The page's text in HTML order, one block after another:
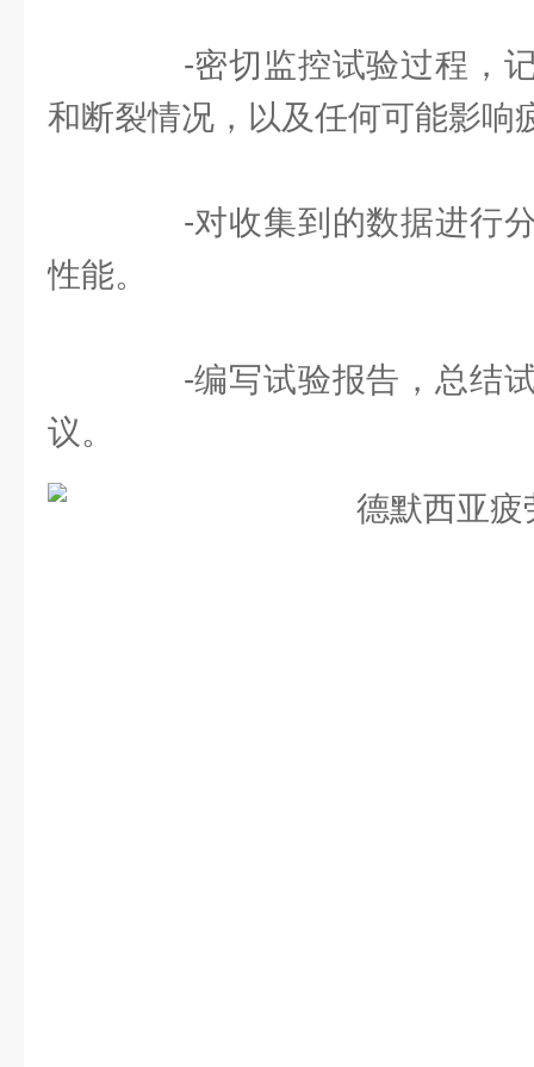
-密切监控试验过程，记
和断裂情况，以及任何可能影响
-对收集到的数据进行分
性能。
-编写试验报告，总结试
议。